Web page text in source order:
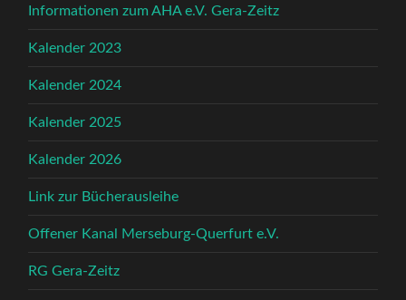
Informationen zum AHA e.V. Gera-Zeitz
Kalender 2023
Kalender 2024
Kalender 2025
Kalender 2026
Link zur Bücherausleihe
Offener Kanal Merseburg-Querfurt e.V.
RG Gera-Zeitz